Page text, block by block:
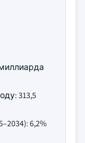
313,5
6,2%